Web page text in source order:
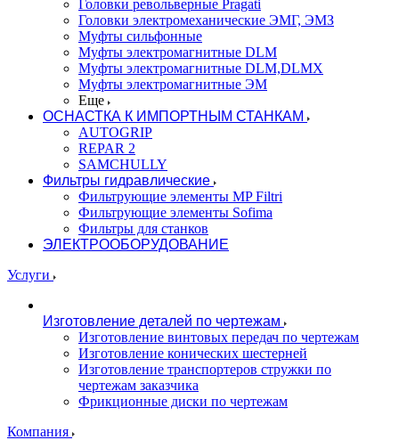
Головки револьверные Pragati
Головки электромеханические ЭМГ, ЭМЗ
Муфты сильфонные
Муфты электромагнитные DLM
Муфты электромагнитные DLM,DLMX
Муфты электромагнитные ЭМ
Еще
ОСНАСТКА К ИМПОРТНЫМ СТАНКАМ
AUTOGRIP
REPAR 2
SAMCHULLY
Фильтры гидравлические
Фильтрующие элементы MP Filtri
Фильтрующие элементы Sofima
Фильтры для станков
ЭЛЕКТРООБОРУДОВАНИЕ
Услуги
Изготовление деталей по чертежам
Изготовление винтовых передач по чертежам
Изготовление конических шестерней
Изготовление транспортеров стружки по
чертежам заказчика
Фрикционные диски по чертежам
Компания